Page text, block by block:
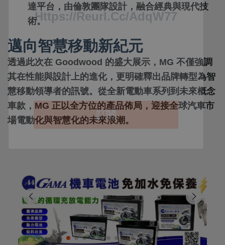
達平台，由倫敦團隊設計，融合經典與現代技
術。
邁向智慧移動新紀元
透過此次在 Goodwood 的盛大展示，MG 不僅強調
其在性能與設計上的進化，更明確釋出品牌轉型為智
慧移動領導者的訊號。從全新電動車系列到未來概念
車款，MG 正以全方位的產品佈局，迎接全球汽車市
場電動化與智慧化的未來浪潮。